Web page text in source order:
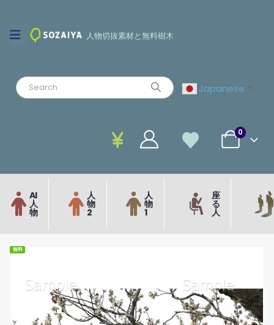
人物切抜素材と無料樹木
Japanese ▼
0
AI
人
物
人
物
2
人
物
1
座
る
人
無料